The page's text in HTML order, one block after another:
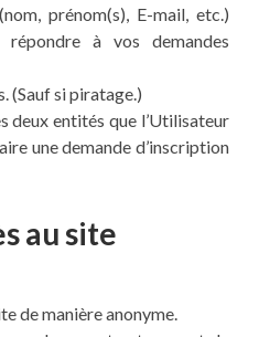
prénom(s), E-mail, etc.)
répondre à vos demandes
(Sauf si piratage.)
deux entités que l’Utilisateur
une demande d’inscription
au site
de manière anonyme.